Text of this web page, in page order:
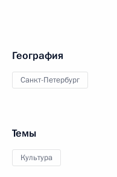
География
Санкт-Петербург
Темы
Культура